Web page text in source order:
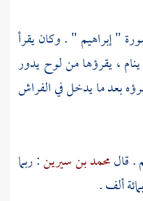
" إبراهيم " . وكان يقرأ
، يقرؤها من لوح يدور
بعد ما يدخل في الفراش
. قالمحمد بن سيرين: ربما
ألف .